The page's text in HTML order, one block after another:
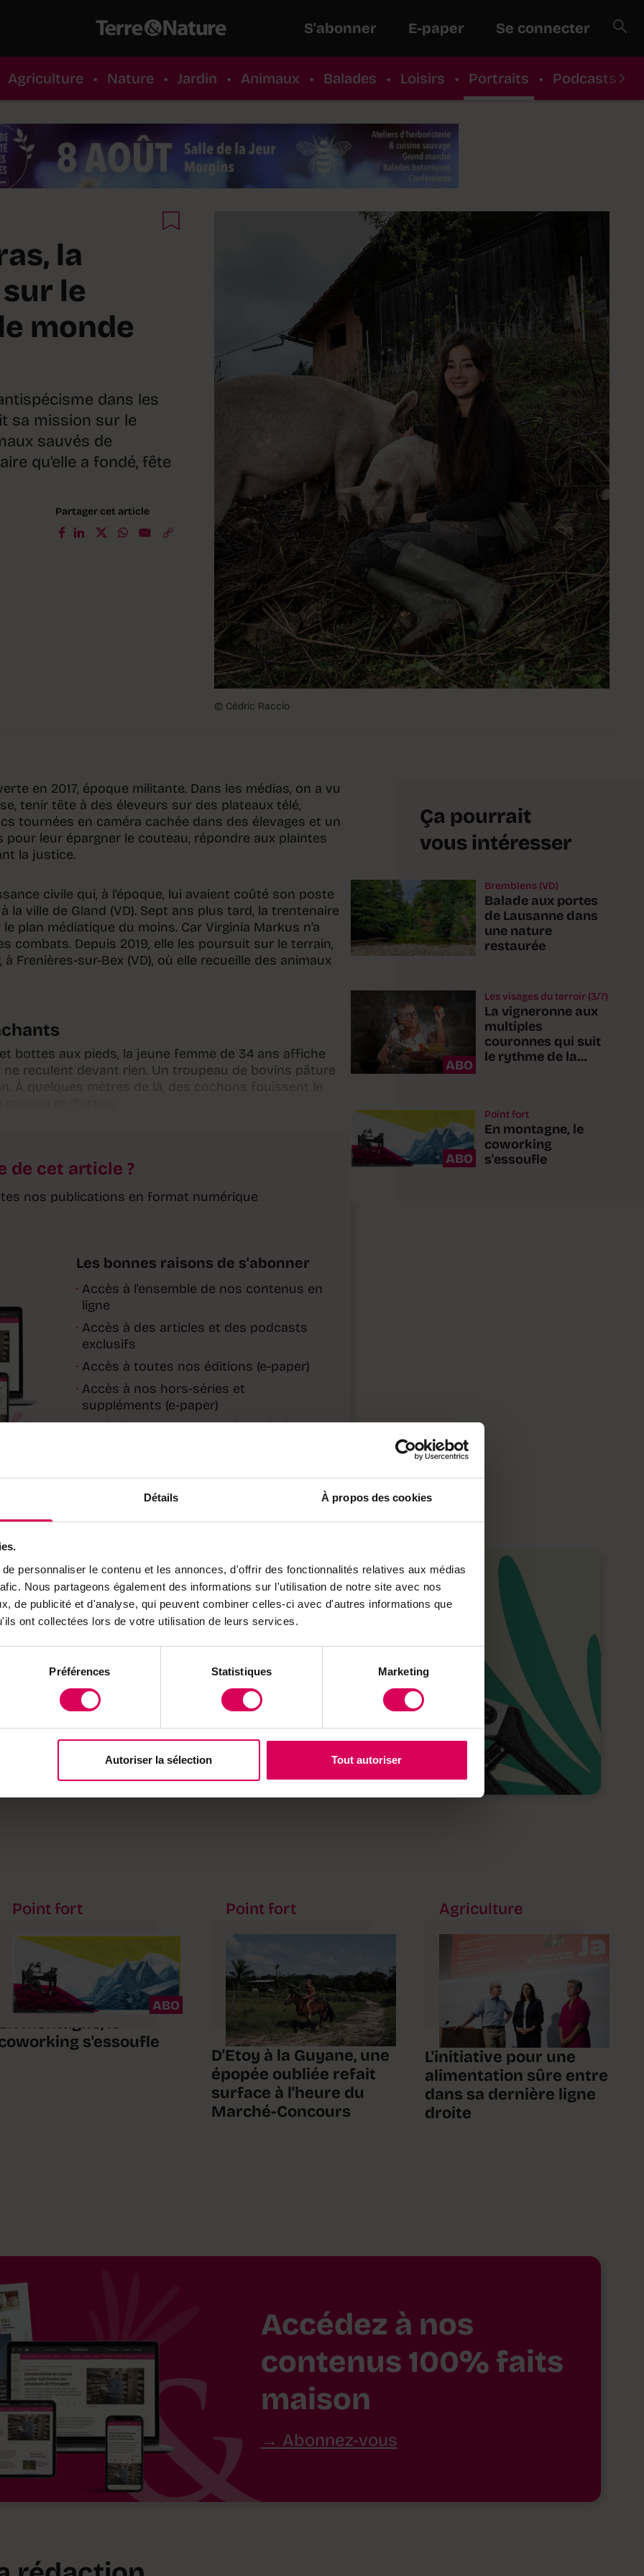
Détails À propos des cookies
personnaliser le contenu et les annonces, d'offrir des fonctionnalités relatives aux médias
Nous partageons également des informations sur l'utilisation de notre site avec nos
de publicité et d'analyse, qui peuvent combiner celles-ci avec d'autres informations que
ont collectées lors de votre utilisation de leurs services.
Préférences Statistiques Marketing
Autoriser la sélection Tout autoriser
S'abonner E-paper Se connecter
Agriculture • Nature • Jardin • Animaux • Balades • Loisirs • Portraits • Podcasts
la
le
monde
dans les
sa mission sur le
sauvés de
qu'elle a fondé, fête
Partager cet article
© Cédric Raccio
en 2017, époque militante. Dans les médias, on a vu
tenir tête à des éleveurs sur des plateaux télé,
tournées en caméra cachée dans des élevages et un
pour leur épargner le couteau, répondre aux plaintes
la justice.
civile qui, à l’époque, lui avaient coûté son poste
la ville de Gland (VD). Sept ans plus tard, la trentenaire
plan médiatique du moins. Car Virginia Markus n’a
combats. Depuis 2019, elle les poursuit sur le terrain,
Frenières-sur-Bex (VD), où elle recueille des animaux
bottes aux pieds, la jeune femme de 34 ans affiche
ne reculent devant rien. Un troupeau de bovins pâture
À quelques mètres de là, des cochons fouissent le
de cet article ?
nos publications en format numérique
Les bonnes raisons de s'abonner
· Accès à l'ensemble de nos contenus en
ligne
· Accès à des articles et des podcasts
exclusifs
· Accès à toutes nos éditions (e-paper)
· Accès à nos hors-séries et
suppléments (e-paper)
· Accès à des avantages réservés à nos
Ça pourrait
vous intéresser
Bremblens (VD)
Balade aux portes
de Lausanne dans
une nature
restaurée
ABO
Les visages du terroir (3/7)
La vigneronne aux
multiples
couronnes qui suit
le rythme de la
ABO
Point fort
En montagne, le
coworking
s'essoufle
sur
Point fort
ABO
En montagne, le
s'essoufle
Point fort
D'Etoy à la Guyane, une
épopée oubliée refait
surface à l'heure du
Marché-Concours
Agriculture
L'initiative pour une
alimentation sûre entre
dans sa dernière ligne
droite
Accédez à nos
contenus 100% faits
maison
Abonnez-vous